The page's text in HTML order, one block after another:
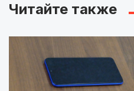
Читайте также